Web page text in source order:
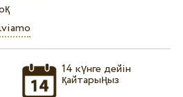
14 күнге дейін
қайтарыңыз